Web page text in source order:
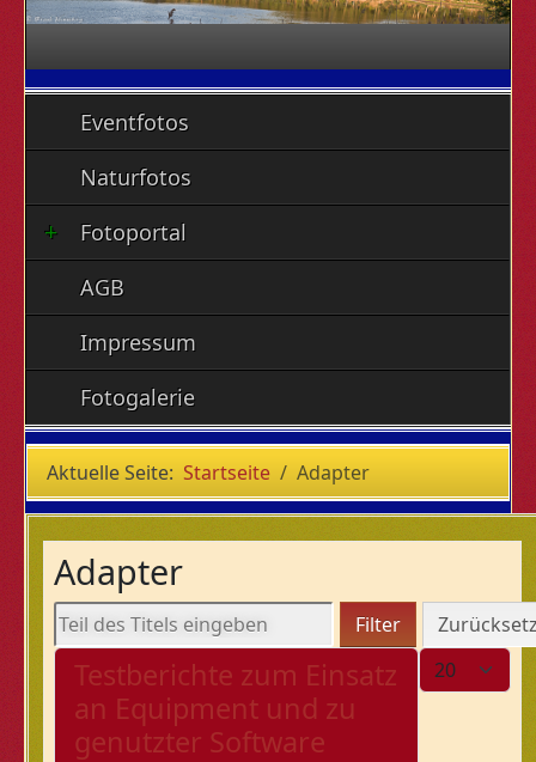
Eventfotos
Naturfotos
Fotoportal
AGB
Impressum
Fotogalerie
Aktuelle Seite: Startseite Adapter
Adapter
Teil des Titels eingeben Filter
Anzeige #
Testberichte zum Einsatz
an Equipment und zu
genutzter Software